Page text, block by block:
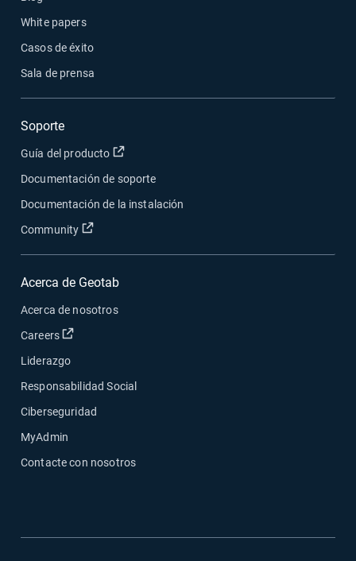
White papers
Casos de éxito
Sala de prensa
Soporte
Guía del producto Abrir en una nueva ventana
Documentación de soporte
Documentación de la instalación
Community
Abrir en una nueva ventana
Acerca de Geotab
Acerca de nosotros
Careers
Abrir en una nueva ventana
Liderazgo
Responsabilidad Social
Ciberseguridad
MyAdmin
Contacte con nosotros